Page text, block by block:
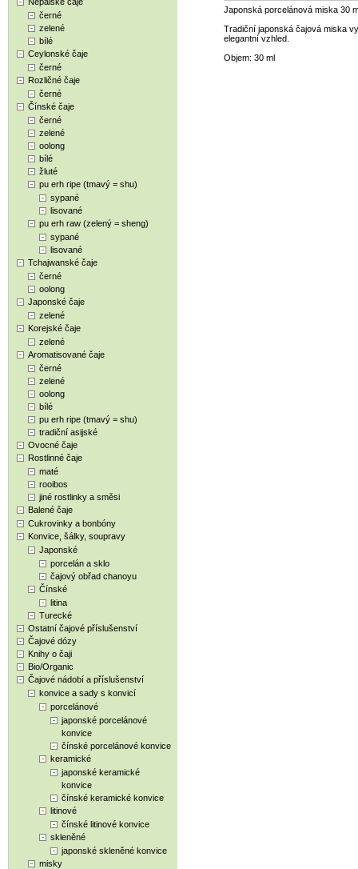
černé
zelené
bílé
Ceylonské čaje
černé
Rozličné čaje
černé
Čínské čaje
černé
zelené
oolong
bílé
žluté
pu erh ripe (tmavý = shu)
sypané
lisované
pu erh raw (zelený = sheng)
sypané
lisované
Tchajwanské čaje
černé
oolong
Japonské čaje
zelené
Korejské čaje
zelené
Aromatisované čaje
černé
zelené
oolong
bílé
pu erh ripe (tmavý = shu)
tradiční asijské
Ovocné čaje
Rostlinné čaje
maté
rooibos
jiné rostlinky a směsi
Balené čaje
Cukrovinky a bonbóny
Konvice, šálky, soupravy
Japonské
porcelán a sklo
čajový obřad chanoyu
Čínské
litina
Turecké
Ostatní čajové příslušenství
Čajové dózy
Knihy o čaji
Bio/Organic
Čajové nádobí a příslušenství
konvice a sady s konvicí
porcelánové
japonské porcelánové
konvice
čínské porcelánové konvice
keramické
japonské keramické
konvice
čínské keramické konvice
litinové
čínské litinové konvice
skleněné
japonské skleněné konvice
misky
Japonská porcelánová miska 30
Tradiční japonská čajová miska
elegantní vzhled.
Objem: 30 ml